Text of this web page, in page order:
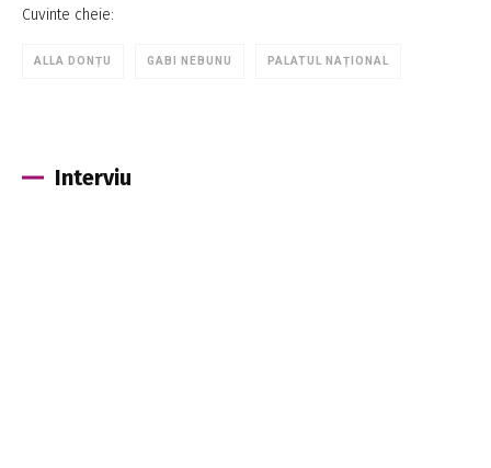
Cuvinte cheie:
ALLA DONȚU GABI NEBUNU PALATUL NAȚIONAL
Interviu